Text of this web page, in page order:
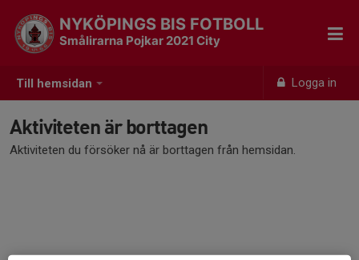
Till hemsidan Logga in
NYKÖPINGS BIS FOTBOLL
Smålirarna Pojkar 2021 City
Aktiviteten är borttagen
Aktiviteten du försöker nå är borttagen från hemsidan.